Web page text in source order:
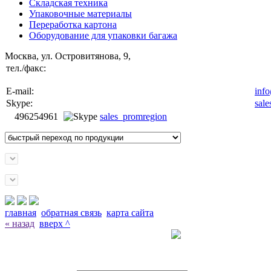
Складская техника
Упаковочные материалы
Переработка картона
Оборудование для упаковки багажа
Москва, ул. Островитянова, 9,
тел./факс:
E-mail:
Skype:
496254961
sales_promregion
главная обратная связь карта сайта
« назад вверх ^